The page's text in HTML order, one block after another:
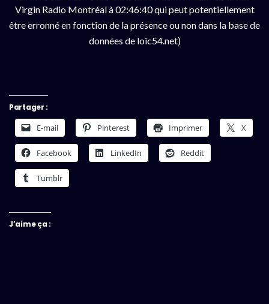
Virgin Radio Montréal à 02:46:40 qui peut potentiellement
être erronné en fonction de la présence ou non dans la base de
données de loic54.net)
Partager :
E-mail Pinterest Imprimer X
Facebook LinkedIn Reddit
Tumblr
J’aime ça :